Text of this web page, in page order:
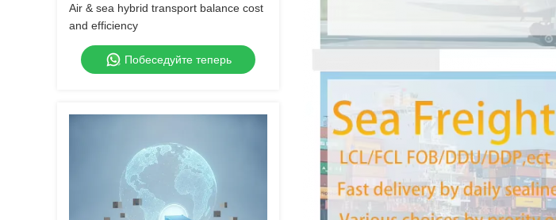
Air & sea hybrid transport balance cost
and efficiency
Побеседуйте теперь